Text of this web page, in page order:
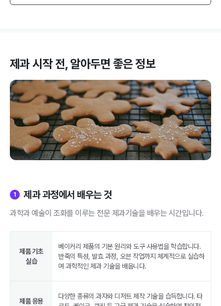
제과 시작 전, 알아두면 좋은 정보
1 제과 과정에서 배우는 것
과학과 예술이 조화를 이루는 전문 제과기술을 배우는 시간입니다.
제품 기초
실습
베이커리 제품의 기본 원리와 도구 사용법을 학습합니다.
반죽의 특성, 발효 과정, 오븐 작업까지 체계적으로 실습하
며 과학적인 제과 기술을 배웁니다.
제품 응용
다양한 종류의 과자와 디저트 제작 기술을 습득합니다. 타